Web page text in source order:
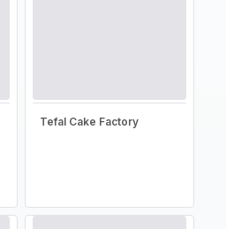
Tefal Cake Factory